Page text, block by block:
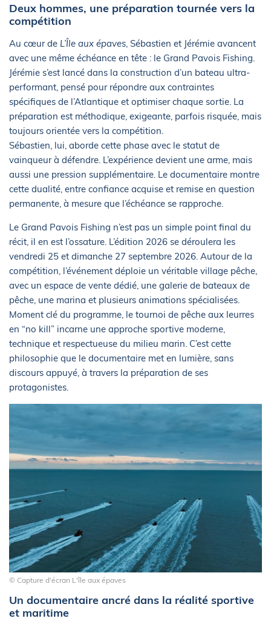
Deux hommes, une préparation tournée vers la
compétition
Au cœur de L’Île aux épaves , Sébastien et Jérémie avancent
avec une même échéance en tête : le Grand Pavois Fishing.
Jérémie s’est lancé dans la construction d’un bateau ultra-
performant, pensé pour répondre aux contraintes
spécifiques de l’Atlantique et optimiser chaque sortie. La
préparation est méthodique, exigeante, parfois risquée, mais
toujours orientée vers la compétition.
Sébastien, lui, aborde cette phase avec le statut de
vainqueur à défendre. L’expérience devient une arme, mais
aussi une pression supplémentaire. Le documentaire montre
cette dualité, entre confiance acquise et remise en question
permanente, à mesure que l’échéance se rapproche.
Le Grand Pavois Fishing n’est pas un simple point final du
récit, il en est l’ossature. L’édition 2026 se déroulera les
vendredi 25 et dimanche 27 septembre 2026. Autour de la
compétition, l’événement déploie un véritable village pêche,
avec un espace de vente dédié, une galerie de bateaux de
pêche, une marina et plusieurs animations spécialisées.
Moment clé du programme, le tournoi de pêche aux leurres
en “no kill” incarne une approche sportive moderne,
technique et respectueuse du milieu marin. C’est cette
philosophie que le documentaire met en lumière, sans
discours appuyé, à travers la préparation de ses
protagonistes.
© Capture d'écran L'île aux épaves
Un documentaire ancré dans la réalité sportive
et maritime